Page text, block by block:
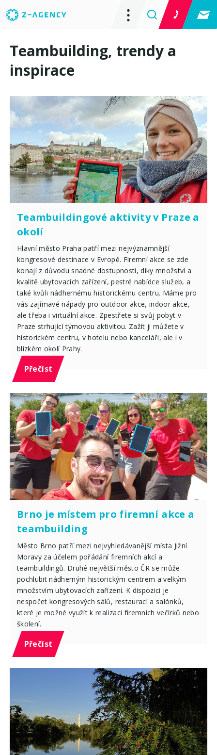
Teambuilding, trendy a
inspirace
Teambuildingové aktivity v Praze a
okolí
Hlavní město Praha patří mezi nejvýznamnější
kongresové destinace v Evropě. Firemní akce se zde
konají z důvodu snadné dostupnosti, díky množství a
kvalitě ubytovacích zařízení, pestré nabídce služeb, a
také kvůli nádhernému historickému centru. Máme pro
vás zajímavé nápady pro outdoor akce, indoor akce,
ale třeba i virtuální akce. Zpestřete si svůj pobyt v
Praze strhující týmovou aktivitou. Zažít ji můžete v
historickém centru, v hotelu nebo kanceláři, ale i v
blízkém okolí Prahy.
Přečíst
Brno je místem pro firemní akce a
teambuilding
Město Brno patří mezi nejvyhledávanější místa Jižní
Moravy za účelem pořádání firemních akcí a
teambuildingů. Druhé největší město ČR se může
pochlubit nádherným historickým centrem a velkým
množstvím ubytovacích zařízení. K dispozici je
nespočet kongresových sálů, restaurací a salónků,
které je možné využít k realizaci firemních večírků nebo
školení.
Přečíst